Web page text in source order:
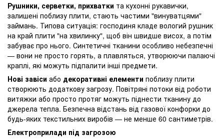
Рушники, серветки, прихватки та кухонні рукавички,
залишені поблизу плити, стають частими "винуватцями"
займань. Типова ситуація: господиня кладе вологий рушник
на край плити "на хвилинку", щоб він швидше висох, а потім
забуває про нього. Синтетичні тканини особливо небезпечні
— вони не просто горять, а плавляться, утворюючи палаючі
краплі, які можуть підпалити інші предмети.
Нові завіси або декоративні елементи поблизу плити
створюють додаткову загрозу. Повітряні потоки від роботи
витяжки або просто протяг можуть піднести тканину до
джерела тепла. Безпечна відстань від газової конфорки до
будь-яких текстильних виробів — не менше 60 сантиметрів.
Електроприлади під загрозою